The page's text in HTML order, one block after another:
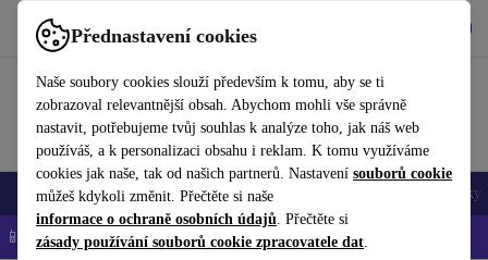
Přednastavení cookies
Naše soubory cookies slouží především k tomu, aby se ti
zobrazoval relevantnější obsah. Abychom mohli vše správně
nastavit, potřebujeme tvůj souhlas k analýze toho, jak náš web
používáš, a k personalizaci obsahu i reklam. K tomu využíváme
cookies jak naše, tak od našich partnerů. Nastavení souborů cookie
můžeš kdykoli změnit. Přečtěte si naše
informace o ochraně osobních údajů. Přečtěte si
zásady používání souborů cookie zpracovatele dat.
Používejte refurbed rychle a snadno
Mobily a smartphony Notebooky Tablety Doplňky
📱 -5 % NAVÍC na všechny iPhony – kód: IPHONEDEAL-